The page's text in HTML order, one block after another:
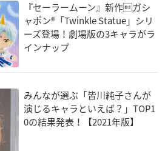
『セーラームーン』新作ガシ
ャポン®「Twinkle Statue」シリ
ーズ登場！劇場版の3キャラがラ
インナップ
みんなが選ぶ「皆川純子さんが
演じるキャラといえば？」TOP1
0の結果発表！【2021年版】